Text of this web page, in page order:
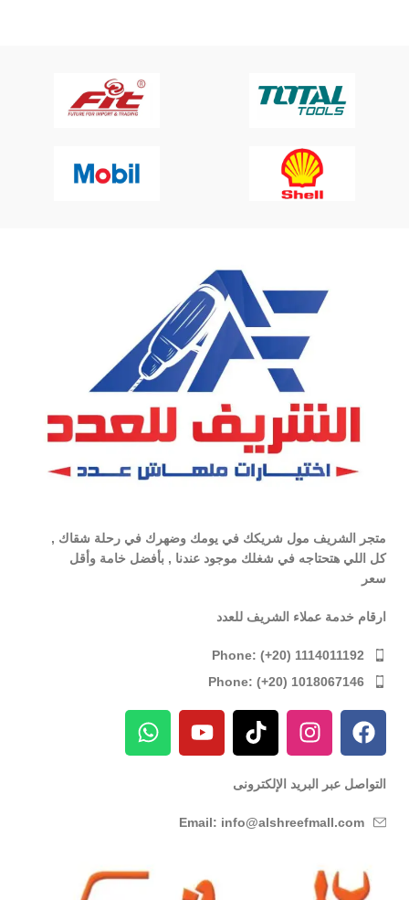
متجر الشريف مول شريكك في يومك وضهرك في رحلة شقاك ,
كل اللي هتحتاجه في شغلك موجود عندنا , بأفضل خامة وأقل
سعر
ارقام خدمة عملاء الشريف للعدد
Phone: (+20) 1114011192
Phone: (+20) 1018067146
التواصل عبر البريد الإلكترونى
Email: info@alshreefmall.com